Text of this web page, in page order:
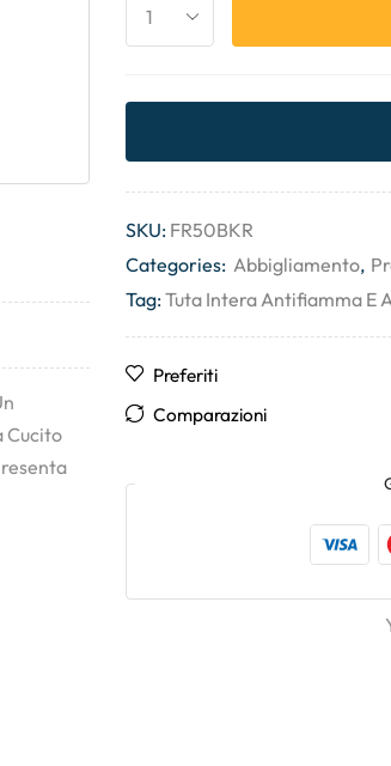
Cucito
SKU: FR50BKR
Categories: Abbigliamento,
Tag:Tuta Intera Antifiamma E
Preferiti
Comparazioni